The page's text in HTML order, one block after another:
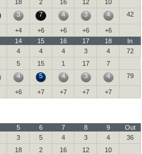
18 2 16 12
10
3 7 4 3 4 42
+4 +6 +6 +6
+6
14 15 16 17 18
In
4 4 4 3 4
72
5 15 1 17
7
4 5 4 3 4 79
+6 +7 +7 +7 +7
5 6 7 8 9
Out
3 5 4 3 4
36
18 2 16 12
10